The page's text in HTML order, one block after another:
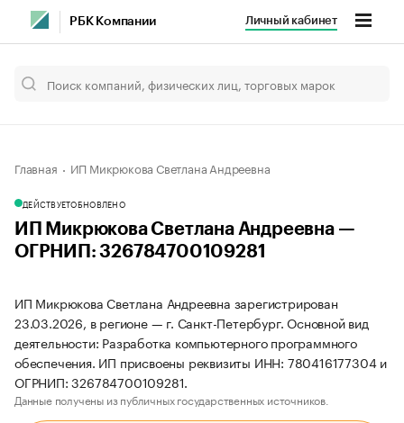
РБК Компании Личный кабинет
Главная ИП Микрюкова Светлана Андреевна
ДЕЙСТВУЕТОБНОВЛЕНО
ИП Микрюкова Светлана Андреевна —
ОГРНИП: 326784700109281
ИП Микрюкова Светлана Андреевна зарегистрирован
23.03.2026, в регионе — г. Санкт-Петербург. Основной вид
деятельности: Разработка компьютерного программного
обеспечения. ИП присвоены реквизиты ИНН: 780416177304 и
ОГРНИП: 326784700109281.
Данные получены из публичных государственных источников.